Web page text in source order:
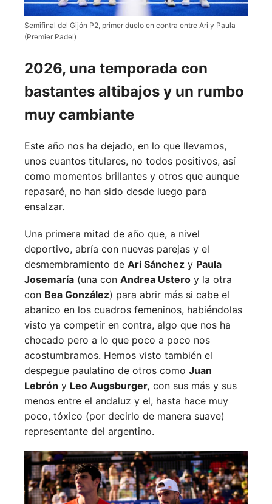
Semifinal del Gijón P2, primer duelo en contra entre Ari y Paula
(Premier Padel)
2026, una temporada con
bastantes altibajos y un rumbo
muy cambiante
Este año nos ha dejado, en lo que llevamos,
unos cuantos titulares, no todos positivos, así
como momentos brillantes y otros que aunque
repasaré, no han sido desde luego para
ensalzar.
Una primera mitad de año que, a nivel
deportivo, abría con nuevas parejas y el
desmembramiento de Ari Sánchez y Paula
Josemaría (una con Andrea Ustero y la otra
con Bea González) para abrir más si cabe el
abanico en los cuadros femeninos, habiéndolas
visto ya competir en contra, algo que nos ha
chocado pero a lo que poco a poco nos
acostumbramos. Hemos visto también el
despegue paulatino de otros como Juan
Lebrón y Leo Augsburger, con sus más y sus
menos entre el andaluz y el, hasta hace muy
poco, tóxico (por decirlo de manera suave)
representante del argentino.